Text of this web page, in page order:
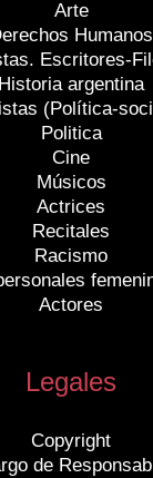
Arte
Humanos
Escritores-
Historia argentina
(Política-
Politica
Cine
Músicos
Actrices
Recitales
Racismo
Actores
Legales
Copyright
de